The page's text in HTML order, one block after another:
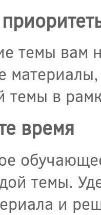
темы вам
темы в
время
темы.
и